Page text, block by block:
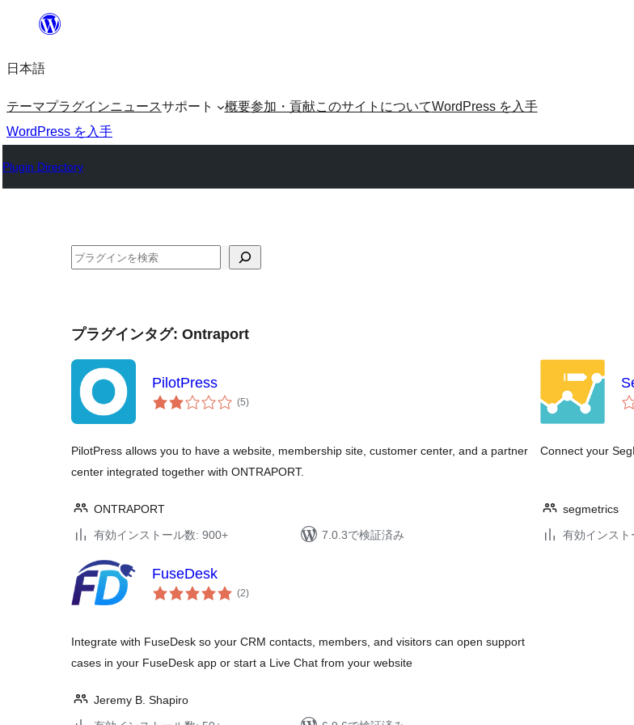
を
ッ
プ
日本語
テーマプラグインニュースサポート 概要参加・貢献このサイトについてWordPress を入手
WordPress を入手
Plugin Directory
検
プラグインタグ: Ontraport
PilotPress
(5個
の)
PilotPress allows you to have a website, membership site, customer center, and a partner
center integrated together with ONTRAPORT.
ONTRAPORT
有効インストール数: 900+
7.0.3で検証済み
Connect your
segmetrics
有効インス
FuseDesk
(2個
の)
Integrate with FuseDesk so your CRM contacts, members, and visitors can open support
cases in your FuseDesk app or start a Live Chat from your website
Jeremy B. Shapiro